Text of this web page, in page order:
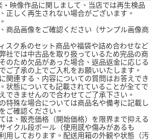
・映像作品に関しまして、当店では再生検品
正しく再生されない場合がございます。
商品画像をご確認ください（サンプル画像商
スク系のセット商品や福袋や詰め合わせなど
社では中古品を取り扱っているため完品の商
のため欠品があった場合、返品返金に応じる
ご了承の上でご入札をお願いいたします。
関連する、内容についての質問はお答えでき
状態についても記載されていることが全てで
できませんので合わせてご了承下さい。
特殊な場合については商品名や備考に記載し
ご確認ください。
は、販売価格（開始価格）を限界まで抑える
イクル段ボール（使用感や傷みがあるも
用しております。配送用箱の外観や状態（汚